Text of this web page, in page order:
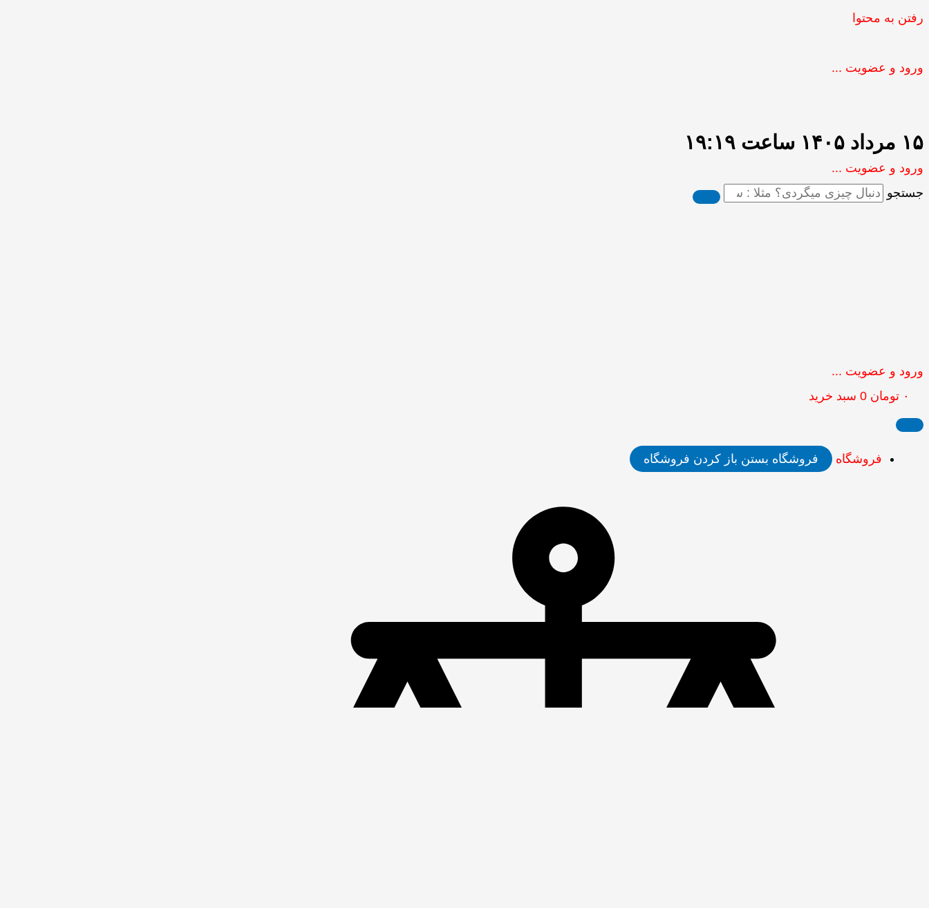
رفتن به محتوا
ورود و عضویت ...
۱۵ مرداد ۱۴۰۵ ساعت ۱۹:۱۹
ورود و عضویت ...
جستجو
ورود و عضویت ...
۰ تومان 0 سبد خرید
فروشگاه فروشگاه بستن باز کردن فروشگاه